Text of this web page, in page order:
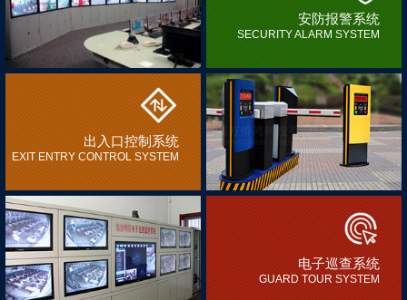
安防报警系统
SECURITY ALARM SYSTEM
出入口控制系统
EXIT ENTRY CONTROL SYSTEM
电子巡查系统
GUARD TOUR SYSTEM